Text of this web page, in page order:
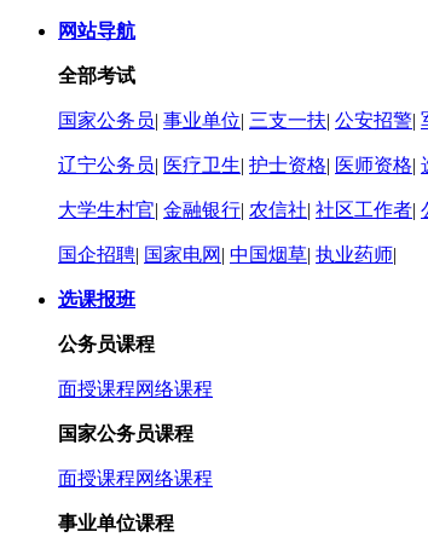
网站导航
全部考试
国家公务员| 事业单位| 三支一扶| 公安招警|
辽宁公务员| 医疗卫生| 护士资格| 医师资格|
大学生村官| 金融银行| 农信社| 社区工作者|
国企招聘| 国家电网 | 中国烟草| 执业药师|
选课报班
公务员课程
面授课程网络课程
国家公务员课程
面授课程网络课程
事业单位课程